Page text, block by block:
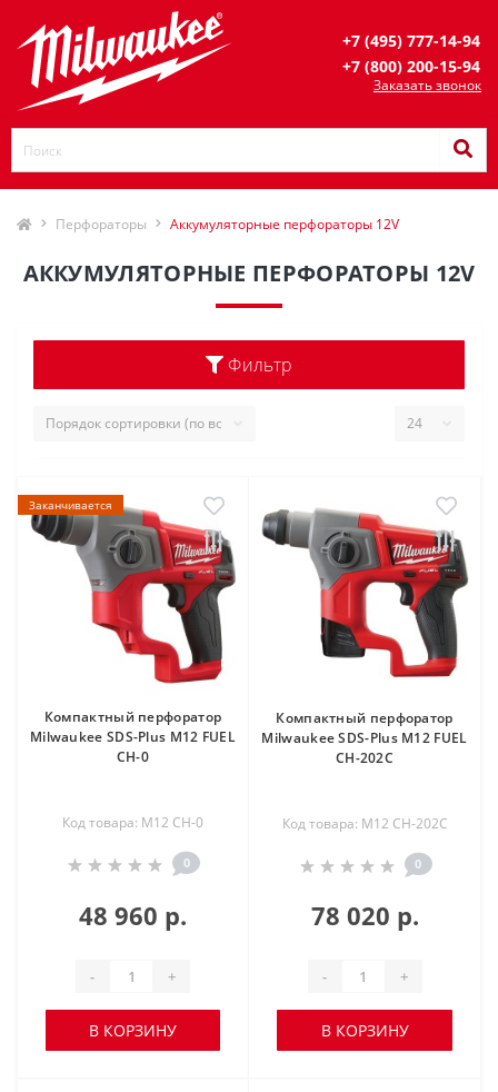
+7 (495) 777-14-94
+7 (800) 200-15-94
Заказать звонок
Перфораторы Аккумуляторные перфораторы 12V
АККУМУЛЯТОРНЫЕ ПЕРФОРАТОРЫ 12V
Фильтр
Заканчивается
Компактный перфоратор
Milwaukee SDS-Plus M12 FUEL
CH-0
Код товара: M12 CH-0
0
48 960 р.
- +
В КОРЗИНУ
Компактный перфоратор
Milwaukee SDS-Plus M12 FUEL
CH-202C
Код товара: M12 CH-202C
0
78 020 р.
- +
В КОРЗИНУ